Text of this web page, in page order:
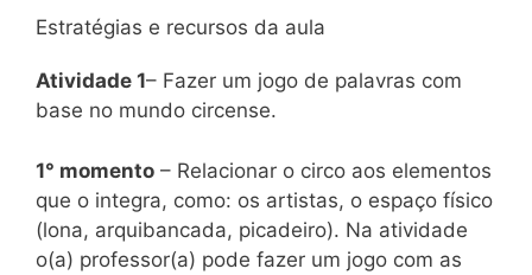
Estratégias e recursos da aula
Atividade 1– Fazer um jogo de palavras com
base no mundo circense.
1° momento – Relacionar o circo aos elementos
que o integra, como: os artistas, o espaço físico
(lona, arquibancada, picadeiro). Na atividade
o(a) professor(a) pode fazer um jogo com as